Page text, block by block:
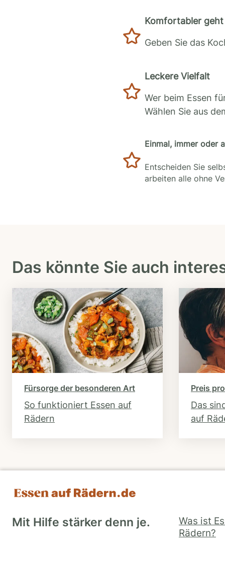
Komfortabler
Geben Sie das
Leckere Vielfalt
Wer beim Essen
Wählen Sie aus
Einmal, immer oder
Entscheiden Sie
arbeiten alle ohne
Das könnte Sie auch
Fürsorge der besonderen Art
So funktioniert Essen auf
Rädern
Preis
Das
auf
Mit Hilfe stärker denn je.
Was ist
Rädern?